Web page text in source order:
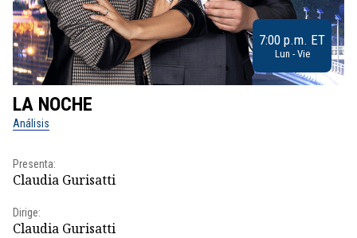
7:00 p.m. ET
Lun - Vie
LA NOCHE
Análisis
Presenta:
Claudia Gurisatti
Dirige:
Claudia Gurisatti